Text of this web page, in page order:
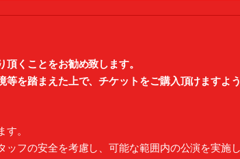
くことをお勧め致します。
を踏まえた上で、チケットをご購入頂けますよう
。
フの安全を考慮し、可能な範囲内の公演を実施